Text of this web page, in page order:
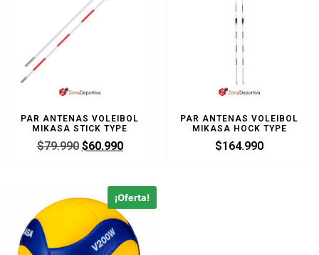
PAR ANTENAS VOLEIBOL
MIKASA STICK TYPE
$79.990 $60.990
PAR ANTENAS VOLEIBOL
MIKASA HOCK TYPE
$164.990
¡Oferta!